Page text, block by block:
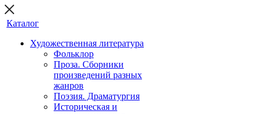
Каталог
Художественная литература
Фольклор
Проза. Сборники
произведений разных
жанров
Поэзия. Драматургия
Историческая и